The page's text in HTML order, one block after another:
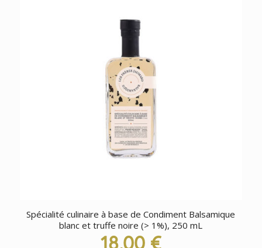
Spécialité culinaire à base de Condiment Balsamique
blanc et truffe noire (> 1%), 250 mL
18,00 €